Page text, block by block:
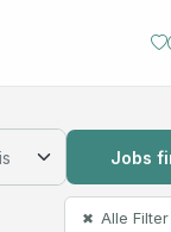
Jobs
✖ Alle